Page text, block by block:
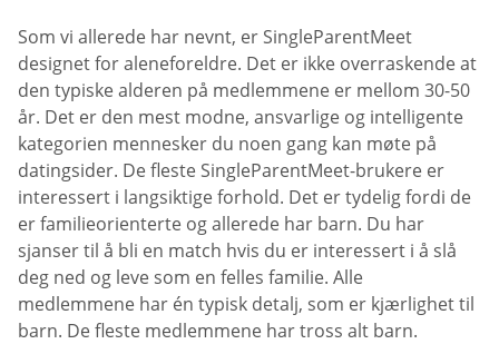
Som vi allerede har nevnt, er SingleParentMeet
designet for aleneforeldre. Det er ikke overraskende at
den typiske alderen på medlemmene er mellom 30-50
år. Det er den mest modne, ansvarlige og intelligente
kategorien mennesker du noen gang kan møte på
datingsider. De fleste SingleParentMeet-brukere er
interessert i langsiktige forhold. Det er tydelig fordi de
er familieorienterte og allerede har barn. Du har
sjanser til å bli en match hvis du er interessert i å slå
deg ned og leve som en felles familie. Alle
medlemmene har én typisk detalj, som er kjærlighet til
barn. De fleste medlemmene har tross alt barn.